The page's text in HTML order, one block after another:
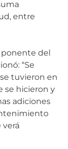
entre
del
“Se
tuvieron en
se hicieron y
adiciones
verá